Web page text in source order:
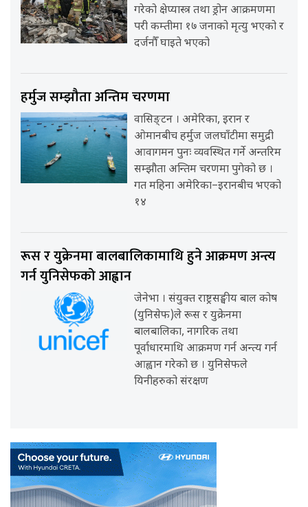
गरेको क्षेप्यास्त्र तथा ड्रोन आक्रमणमा
परी कम्तीमा १७ जनाको मृत्यु भएको र
दर्जनौँ घाइते भएको
हर्मुज सम्झौता अन्तिम चरणमा
वासिङ्टन । अमेरिका, इरान र
ओमानबीच हर्मुज जलघाँटीमा समुद्री
आवागमन पुनः व्यवस्थित गर्ने अन्तरिम
सम्झौता अन्तिम चरणमा पुगेको छ ।
गत महिना अमेरिका–इरानबीच भएको
१४
रूस र युक्रेनमा बालबालिकामाथि हुने आक्रमण अन्त्य
गर्न युनिसेफको आह्वान
जेनेभा । संयुक्त राष्ट्रसङ्घीय बाल कोष
(युनिसेफ)ले रूस र युक्रेनमा
बालबालिका, नागरिक तथा
पूर्वाधारमाथि आक्रमण गर्न अन्त्य गर्न
आह्वान गरेको छ । युनिसेफले
यिनीहरुको संरक्षण